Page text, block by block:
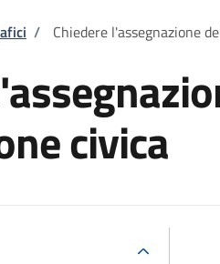
/ Chiedere l'assegnazione
civica